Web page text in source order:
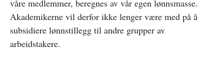
våre medlemmer, beregnes av vår egen lønnsmasse.
Akademikerne vil derfor ikke lenger være med på å
subsidiere lønnstillegg til andre grupper av
arbeidstakere.